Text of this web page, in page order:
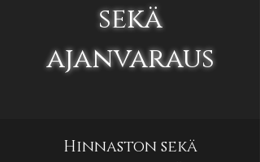
sekä
ajanvaraus
​​Hinnaston sekä